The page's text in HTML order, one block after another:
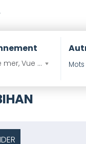
mer, Vue mer, Pieds
PIERRES ET MER